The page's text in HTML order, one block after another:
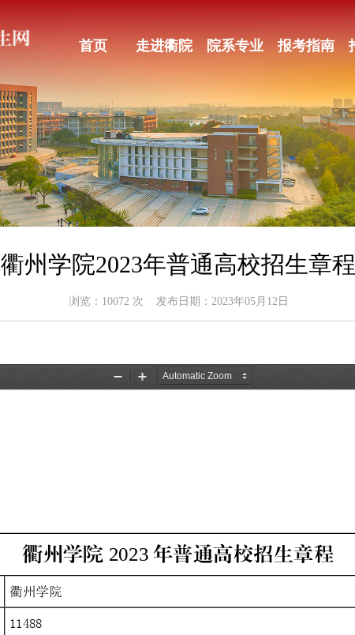
首页 走进衢院 院系专业 报考指南
衢州学院2023年普通高校招生章程
浏览： 10072 次 发布日期：2023年05月12日